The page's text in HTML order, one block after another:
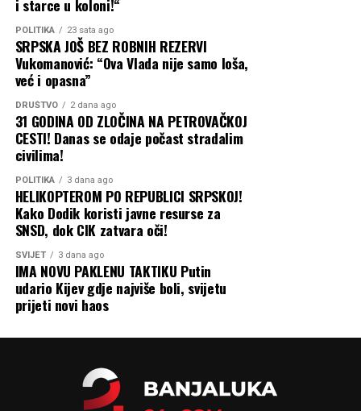
i starce u koloni!“
POLITIKA 23 sata ago
SRPSKA JOŠ BEZ ROBNIH REZERVI
Vukomanović: “Ova Vlada nije samo loša,
već i opasna”
DRUŠTVO 2 dana ago
31 GODINA OD ZLOČINA NA PETROVAČKOJ
CESTI! Danas se odaje počast stradalim
civilima!
POLITIKA 3 dana ago
HELIKOPTEROM PO REPUBLICI SRPSKOJ!
Kako Dodik koristi javne resurse za
SNSD, dok CIK zatvara oči!
SVIJET 3 dana ago
IMA NOVU PAKLENU TAKTIKU Putin
udario Kijev gdje najviše boli, svijetu
prijeti novi haos